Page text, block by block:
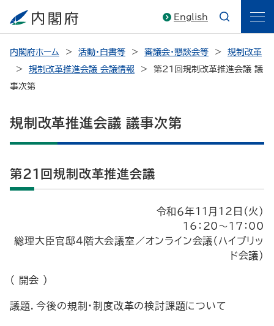
English
内閣府ホーム 活動・白書等 審議会・懇談会等
規制改革
規制改革推進会議 会議情報
第21回規制改革推進会議 議
事次第
規制改革推進会議 議事次第
第21回規制改革推進会議
令和６年11月12日（火）
16：20～17：00
総理大臣官邸４階大会議室／オンライン会議（ハイブリッ
ド会議）
（ 開会 ）
議題．今後の規制・制度改革の検討課題について